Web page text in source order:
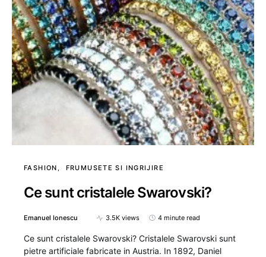
FASHION FRUMUSETE SI INGRIJIRE
Ce sunt cristalele Swarovski?
Emanuel Ionescu 3.5K views 4 minute read
Ce sunt cristalele Swarovski? Cristalele Swarovski sunt
pietre artificiale fabricate in Austria. In 1892, Daniel